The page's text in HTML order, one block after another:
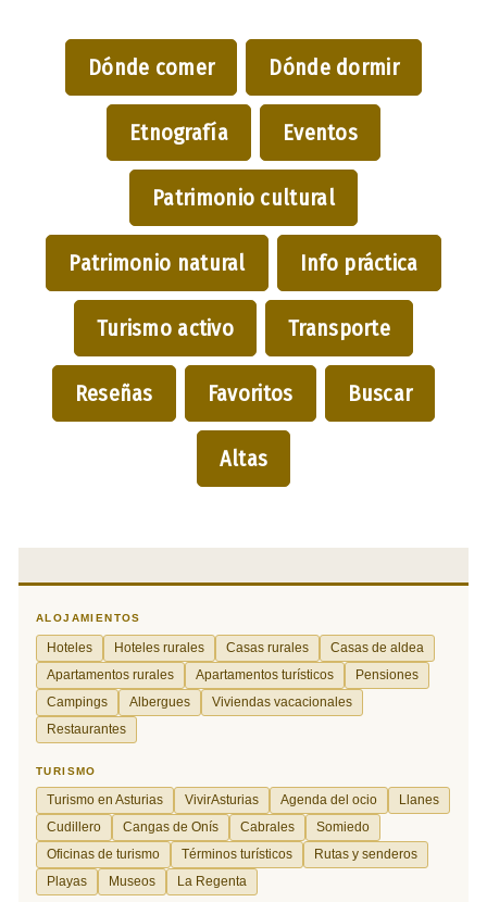
Dónde comer Dónde dormir
Etnografía Eventos
Patrimonio cultural
Patrimonio natural Info práctica
Turismo activo Transporte
Reseñas Favoritos Buscar
Altas